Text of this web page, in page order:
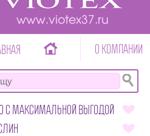
www.viotex37.ru
О КОМПАНИИ
С МАКСИМАЛЬНОЙ ВЫГОДОЙ